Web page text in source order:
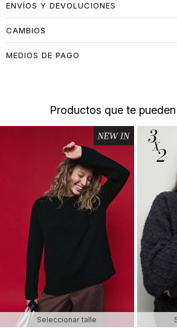
ENVÍOS Y DEVOLUCIONES
CAMBIOS
MEDIOS DE PAGO
Productos que te
Seleccionar talle